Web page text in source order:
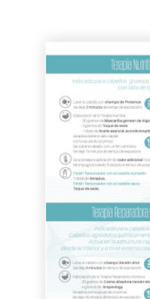
různé synergie, které lze použít s